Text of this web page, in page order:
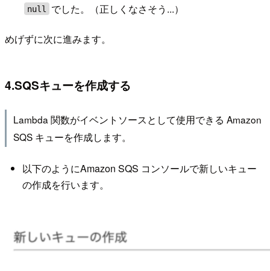
null でした。（正しくなさそう...）
めげずに次に進みます。
4.SQSキューを作成する
Lambda 関数がイベントソースとして使用できる Amazon
SQS キューを作成します。
以下のようにAmazon SQS コンソールで新しいキュー
の作成を行います。